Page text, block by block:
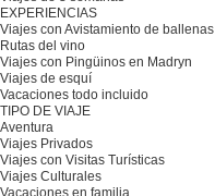
EXPERIENCIAS
Viajes con Avistamiento de ballenas
Rutas del vino
Viajes con Pingüinos en Madryn
Viajes de esquí
Vacaciones todo incluido
TIPO DE VIAJE
Aventura
Viajes Privados
Viajes con Visitas Turísticas
Viajes Culturales
Vacaciones en familia